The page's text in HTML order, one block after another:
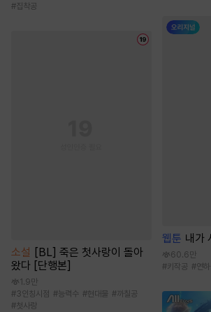
#집착공
소설
[BL] 죽은 첫사랑이 돌아
왔다 [단행본]
1.9만
#3인칭시점 #능력수 #현대물 #까칠공
#첫사랑
웹툰 내가
60.6만
#키작공 #연